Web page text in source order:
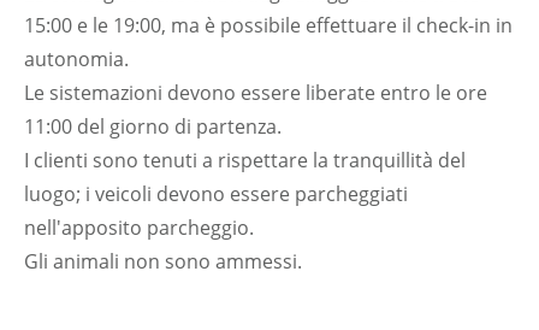
15:00 e le 19:00, ma è possibile effettuare il check-in in
autonomia.
Le sistemazioni devono essere liberate entro le ore
11:00 del giorno di partenza.
I clienti sono tenuti a rispettare la tranquillità del
luogo; i veicoli devono essere parcheggiati
nell'apposito parcheggio.
Gli animali non sono ammessi.